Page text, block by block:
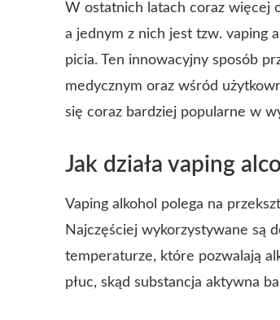
W ostatnich latach coraz więcej
a jednym z nich jest tzw. vaping
picia. Ten innowacyjny sposób
medycznym oraz wśród
się coraz bardziej popularne w
Jak działa vaping
Vaping alkohol polega na
Najczęściej wykorzystywane są
temperaturze, które pozwalają
płuc, skąd substancja aktywna